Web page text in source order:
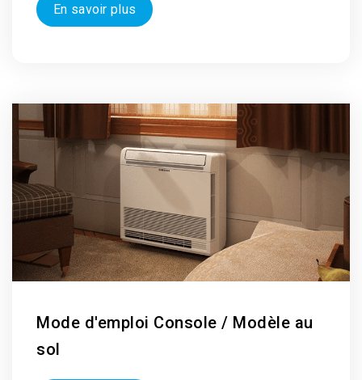
En savoir plus
Mode d'emploi Console / Modèle au
sol